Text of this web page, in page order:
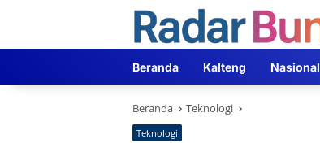
Beranda Kalteng Nasional
Beranda Teknologi
Teknologi